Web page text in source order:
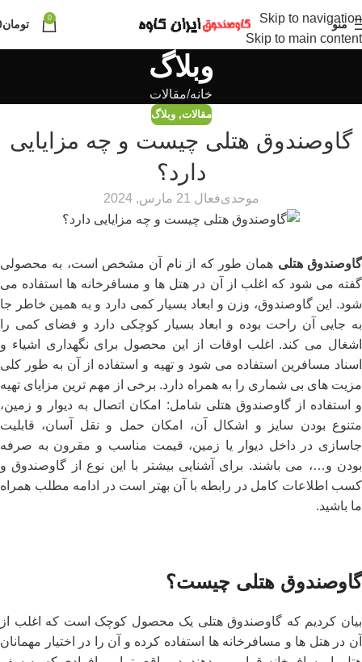
Skip to navigation
Skip to main content
منو 0 تومان
وبلاگ
خانه مقالات
مقالات,وبلاگ
گاوصندوق هتلی چیست و چه مزایایی
دارد؟
موحدیفعال 21 مارس, 2024
گاوصندوق هتلی همان طور که از نام آن مشخص است، به محصولی
گفته می ‌شود که اغلب از آن در هتل‌ ها و مسافرخانه‌ ها استفاده می
‌شود. این گاوصندوق، وزن و ابعاد بسیار کمی دارد و به همین خاطر جا
به جایی آن راحت بوده و ابعاد بسیار کوچکی دارد و فضای کمی را
اشغال می ‌کند. اغلب اوقات از این محصول برای نگهداری اشیاء و
اسناد مسافرین استفاده می ‌شود و تهیه و استفاده از آن به طور کلی
مزیت‌ های بی شماری را به همراه دارد. برخی از مهم ترین مزایای تهیه
و استفاده از گاوصندوق هتلی شامل: امکان اتصال به دیوار و زمین،
متنوع بودن سایز و اشکال آن، امکان حمل و نقل آسان، قابلیت
جاسازی در داخل دیوار یا زمین، قیمت مناسب و مقرون به صرفه
بودن و…، می ‌باشند. برای آشنایی بیشتر با این نوع از گاوصندوق و
کسب اطلاعات کامل در رابطه با آن بهتر است در ادامه مطلب همراه
ما باشید.
گاوصندوق هتلی چیست؟
بیان کردیم که گاوصندوق هتلی یک محصول کوچک است که اغلب از
آن در هتل‌ ها و مسافرخانه ‌ها استفاده کرده و آن را در اختیار مهمانان